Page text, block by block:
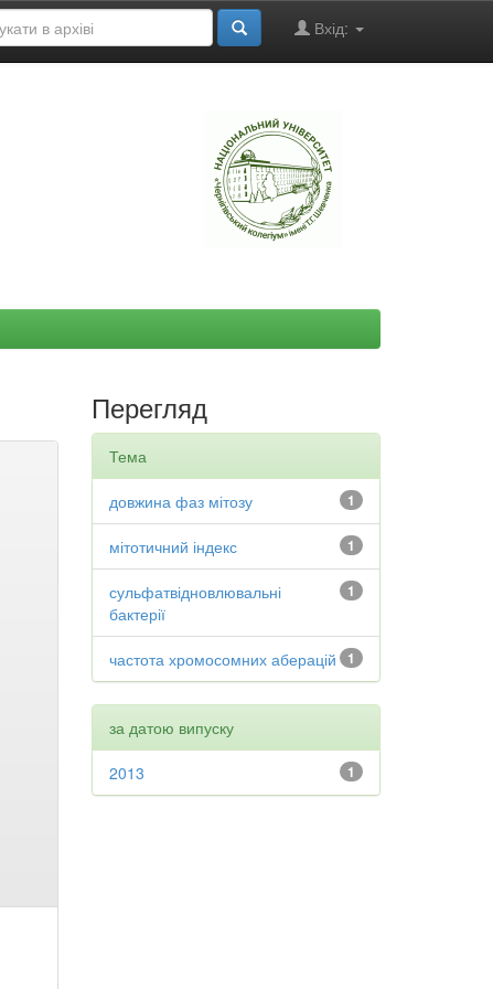
Вхід:
Перегляд
Тема
1
довжина фаз мітозу
1
мітотичний індекс
1
сульфатвідновлювальні
бактерії
1
частота хромосомних аберацій
за датою випуску
1
2013